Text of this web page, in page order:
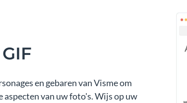
en gebaren van Visme om
aspecten van uw foto's. Wijs op uw